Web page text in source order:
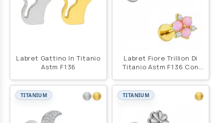
Labret Gattino In Titanio
Astm F136
Labret Fiore Trillion Di
Titanio Astm F136 Con
TITANIUM TITANIUM